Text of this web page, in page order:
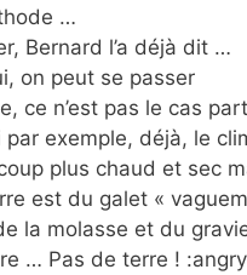
…
Bernard l’a déjà dit …
on peut se passer
ce n’est pas le cas
par exemple, déjà, le
plus chaud et sec
est du galet «
la molasse et du
… Pas de terre !